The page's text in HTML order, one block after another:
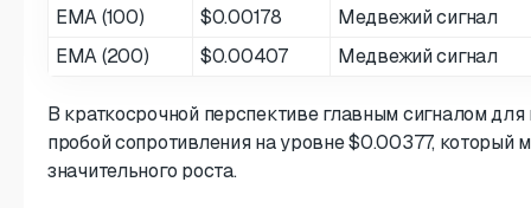
EMA (100)
$0.00178
Медвежий сигнал
EMA (200)
$0.00407 Медвежий сигнал
В краткосрочной перспективе главным сигналом для
пробой сопротивления на уровне $0.00377, который
значительного роста.